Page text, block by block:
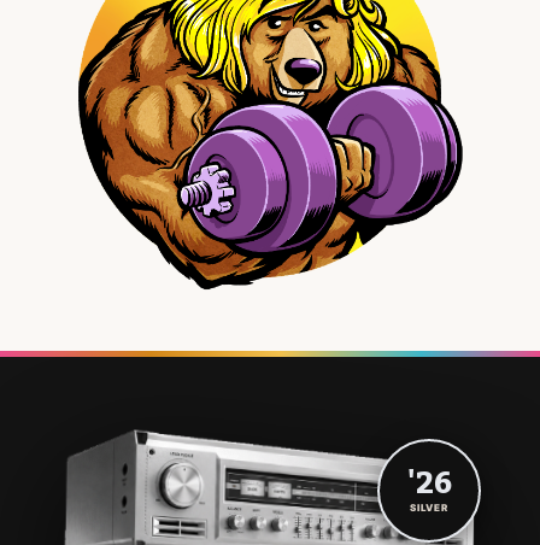
'26
SILVER